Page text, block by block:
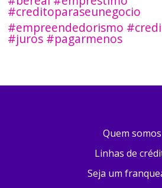
#creditoparaseunegocio
#empreendedorismo
#juros #pagarmenos
Quem somos
Linhas de
Seja um